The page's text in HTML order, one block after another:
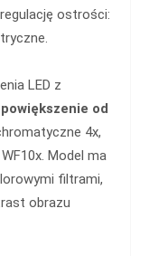
ostrości:
LED z
powiększenie od
4x,
Model ma
filtrami,
obrazu